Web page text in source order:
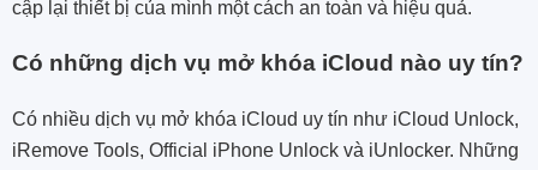
cập lại thiết bị của mình một cách an toàn và hiệu quả.
Có những dịch vụ mở khóa iCloud nào uy tín?
Có nhiều dịch vụ mở khóa iCloud uy tín như iCloud Unlock,
iRemove Tools, Official iPhone Unlock và iUnlocker. Những